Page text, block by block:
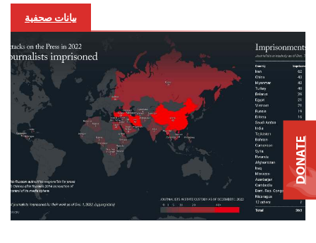
بيانات صحفية
DONATE